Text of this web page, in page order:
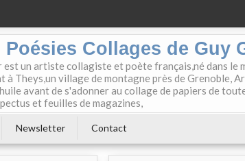
Poésies Collages de Guy
est un artiste collagiste et poète français,né dans le
à Theys,un village de montagne près de Grenoble,
avant de s'adonner au collage de papiers de
et feuilles de magazines,
Newsletter Contact